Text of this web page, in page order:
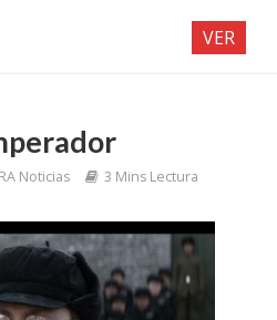
Noticias 3 Mins Lectura
VER